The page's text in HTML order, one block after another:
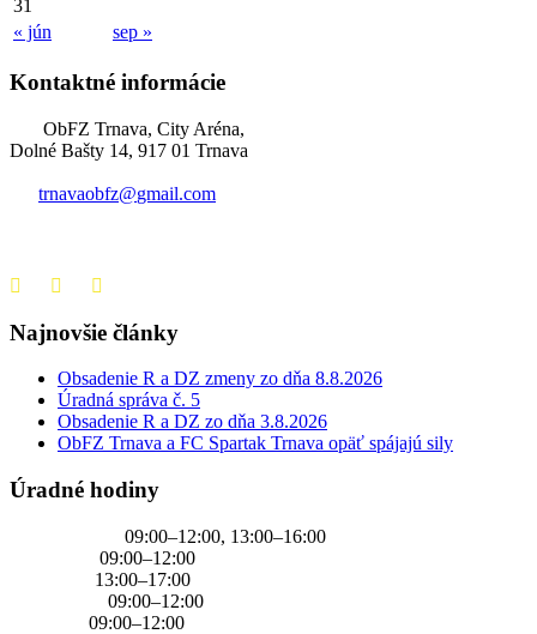
« jún sep »
31
Kontaktné informácie
ObFZ Trnava, City Aréna,
Dolné Bašty 14, 917 01 Trnava
trnavaobfz@gmail.com
Najnovšie články
Obsadenie R a DZ zmeny zo dňa 8.8.2026
Úradná správa č. 5
Obsadenie R a DZ zo dňa 3.8.2026
ObFZ Trnava a FC Spartak Trnava opäť spájajú sily
Úradné hodiny
09:00–12:00, 13:00–16:00
09:00–12:00
13:00–17:00
09:00–12:00
09:00–12:00